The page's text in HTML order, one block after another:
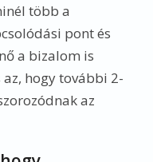
több a
pont és
a bizalom is
hogy további 2-
az